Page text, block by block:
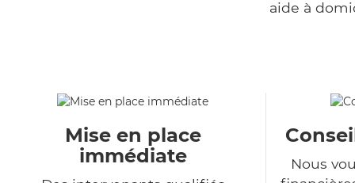
aide à
Mise en place
immédiate
Nous